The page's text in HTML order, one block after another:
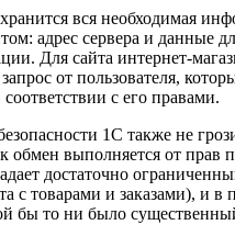
вся необходимая
адрес сервера и данные
Для сайта интернет-
от пользователя,
соответствии с его правами.
1С также не
обмен выполняется от прав
достаточно
с товарами и заказами), и
бы то ни было